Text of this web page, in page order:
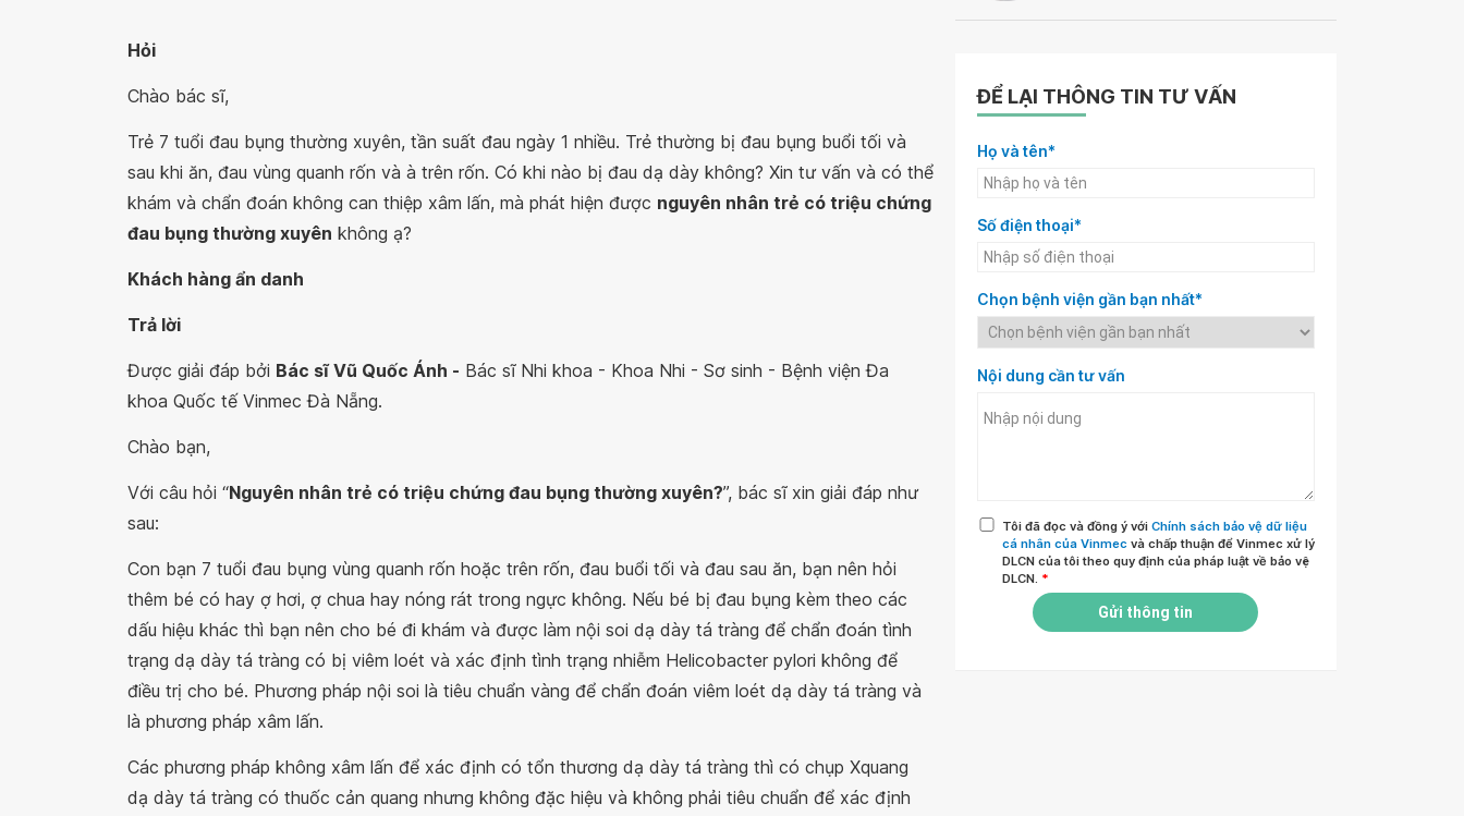
Hỏi
Chào bác sĩ,
Trẻ 7 tuổi đau bụng thường xuyên, tần suất đau ngày 1 nhiều. Trẻ thường bị đau bụng buổi tối và
sau khi ăn, đau vùng quanh rốn và à trên rốn. Có khi nào bị đau dạ dày không? Xin tư vấn và có thể
khám và chẩn đoán không can thiệp xâm lấn, mà phát hiện được nguyên nhân trẻ có triệu chứng
đau bụng thường xuyên không ạ?
Khách hàng ẩn danh
Trả lời
Được giải đáp bởi Bác sĩ Vũ Quốc Ánh - Bác sĩ Nhi khoa - Khoa Nhi - Sơ sinh - Bệnh viện Đa
khoa Quốc tế Vinmec Đà Nẵng.
Chào bạn,
Với câu hỏi “Nguyên nhân trẻ có triệu chứng đau bụng thường xuyên?”, bác sĩ xin giải đáp như
sau:
Con bạn 7 tuổi đau bụng vùng quanh rốn hoặc trên rốn, đau buổi tối và đau sau ăn, bạn nên hỏi
thêm bé có hay ợ hơi, ợ chua hay nóng rát trong ngực không. Nếu bé bị đau bụng kèm theo các
dấu hiệu khác thì bạn nên cho bé đi khám và được làm nội soi dạ dày tá tràng để chẩn đoán tình
trạng dạ dày tá tràng có bị viêm loét và xác định tình trạng nhiễm Helicobacter pylori không để
điều trị cho bé. Phương pháp nội soi là tiêu chuẩn vàng để chẩn đoán viêm loét dạ dày tá tràng và
là phương pháp xâm lấn.
Các phương pháp không xâm lấn để xác định có tổn thương dạ dày tá tràng thì có chụp Xquang
dạ dày tá tràng có thuốc cản quang nhưng không đặc hiệu và không phải tiêu chuẩn để xác định
ĐỂ LẠI THÔNG TIN TƯ VẤN
Họ và tên*
Số điện thoại*
Chọn bệnh viện gần bạn nhất*
Nội dung cần tư vấn
Tôi đã đọc và đồng ý với Chính sách bảo vệ dữ liệu
cá nhân của Vinmec và chấp thuận để Vinmec xử lý
DLCN của tôi theo quy định của pháp luật về bảo vệ
DLCN. *
Gửi thông tin